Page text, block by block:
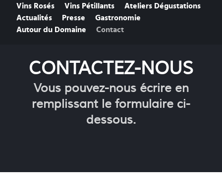
Vins Rosés
Vins Pétillants
Ateliers Dégustations
Actualités
Presse
Gastronomie
Autour du Domaine
Contact
CONTACTEZ-NOUS
Vous pouvez-nous écrire en
remplissant le formulaire ci-
dessous.